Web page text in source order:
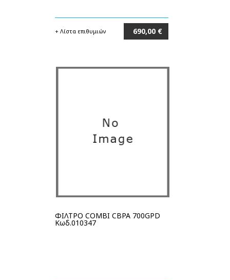
+ Λίστα επιθυμιών 690,00 €
ΦΙΛΤΡΟ COMBI CBPA 700GPD
Κωδ.010347